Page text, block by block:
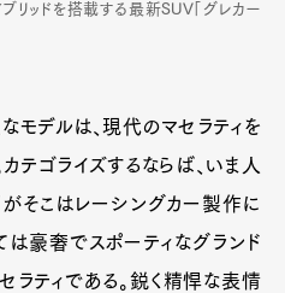
About
リッドを搭載する最新SUV「グレカー
モデルは、現代のマセラティを
テゴライズするならば、いま人
そこはレーシングカー製作に
は豪奢でスポーティなグランド
ラティである。鋭く精悍な表情